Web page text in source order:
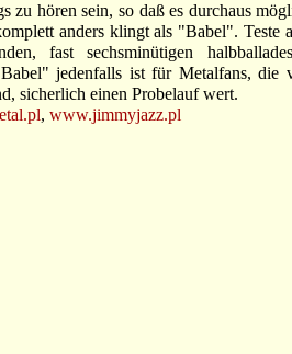
zu hören sein, so daß es durchaus
anders klingt als "Babel". Teste
fast sechsminütigen
jedenfalls ist für Metalfans, die
sicherlich einen Probelauf wert.
, www.jimmyjazz.pl